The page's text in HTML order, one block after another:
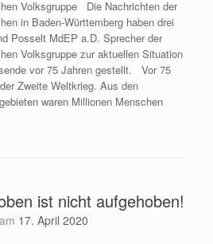
Volksgruppe Die Nachrichten der
in Baden-Württemberg haben drei
Posselt MdEP a.D. Sprecher der
Volksgruppe zur aktuellen Situation
vor 75 Jahren gestellt. Vor 75
Zweite Weltkrieg. Aus den
waren Millionen Menschen
ist nicht aufgehoben!
17. April 2020